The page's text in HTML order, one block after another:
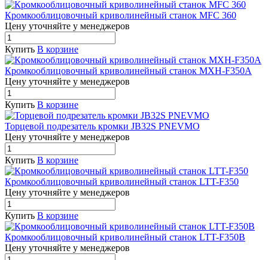
Кромкооблицовочный криволинейный станок MFC 360
Цену уточняйте у менеджеров
Купить В корзине
Кромкооблицовочный криволинейный станок MXH-F350A
Цену уточняйте у менеджеров
Купить В корзине
Торцевой подрезатель кромки JB32S PNEVMO
Цену уточняйте у менеджеров
Купить В корзине
Кромкооблицовочный криволинейный станок LTT-F350
Цену уточняйте у менеджеров
Купить В корзине
Кромкооблицовочный криволинейный станок LTT-F350В
Цену уточняйте у менеджеров